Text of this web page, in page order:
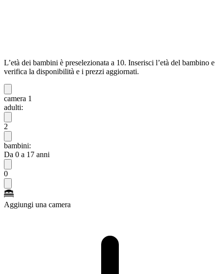
L’età dei bambini è preselezionata a 10. Inserisci l’età del bambino e
verifica la disponibilità e i prezzi aggiornati.
camera 1
adulti:
2
bambini:
Da 0 a 17 anni
0
Aggiungi una camera